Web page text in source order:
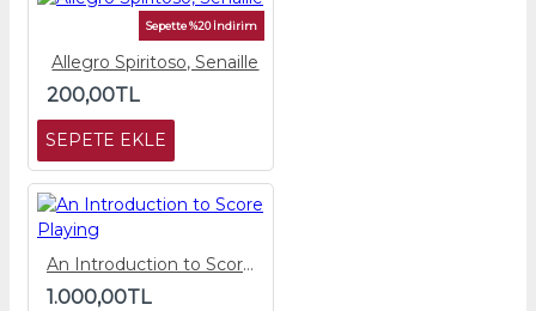
Sepette %20 İndirim
Allegro Spiritoso, Senaille
200,00TL
SEPETE EKLE
An Introduction to Score Playing
1.000,00TL